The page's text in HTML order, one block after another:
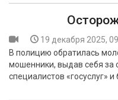
19 декабря 2025,
В полицию обратилась
мошенники, выдав себя за
специалистов «госуслуг» и